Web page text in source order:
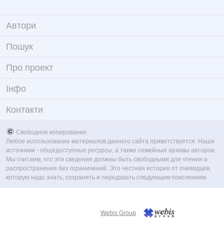
Автори
Пошук
Про проект
Iнфо
Контакти
Свободное копирование
Любое использование материалов данного сайта приветствуется. Наши
источники - общедоступные ресурсы, а также семейные архивы авторов.
Мы считаем, что эти сведения должны быть свободными для чтения и
распространения без ограничений. Это честная история от очевидцев,
которую надо знать, сохранять и передавать следующим поколениям.
Webis Group